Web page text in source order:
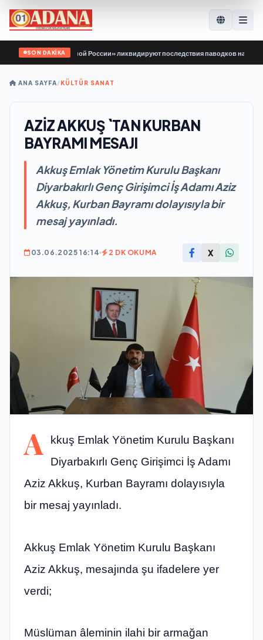
SON DAKİKA
Гвардии Единой России» ликвидируют последствия паводков на Урале и
ANA SAYFA/KÜLTÜR SANAT
AZİZ AKKUŞ `TAN KURBAN
BAYRAMI MESAJI
Akkuş Emlak Yönetim Kurulu Başkanı
Diyarbakırlı Genç Girişimci İş Adamı Aziz
Akkuş, Kurban Bayramı dolayısıyla bir
mesaj yayınladı.
03.06.2025 16:14 2 DK OKUMA X
A
kkuş Emlak Yönetim Kurulu Başkanı
Diyarbakırlı Genç Girişimci İş Adamı
Aziz Akkuş, Kurban Bayramı dolayısıyla
bir mesaj yayınladı.
Akkuş Emlak Yönetim Kurulu Başkanı
Aziz Akkuş, mesajında şu ifadelere yer
verdi;
Müslüman âleminin ilahi bir armağan